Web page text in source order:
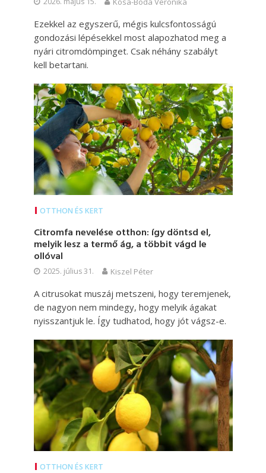
Ezekkel az egyszerű, mégis kulcsfontosságú
gondozási lépésekkel most alapozhatod meg a
nyári citromdömpinget. Csak néhány szabályt
kell betartani.
OTTHON ÉS KERT
Citromfa nevelése otthon: így döntsd el,
melyik lesz a termő ág, a többit vágd le
ollóval
2025. július 31. Kiszel Péter
A citrusokat muszáj metszeni, hogy teremjenek,
de nagyon nem mindegy, hogy melyik ágakat
nyisszantjuk le. Így tudhatod, hogy jót vágsz-e.
OTTHON ÉS KERT